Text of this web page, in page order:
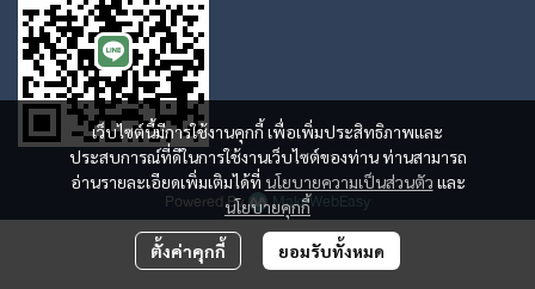
เว็บไซต์นี้มีการใช้งานคุกกี้ เพื่อเพิ่มประสิทธิภาพและ
ประสบการณ์ที่ดีในการใช้งานเว็บไซต์ของท่าน ท่านสามารถ
อ่านรายละเอียดเพิ่มเติมได้ที่ นโยบายความเป็นส่วนตัว และ
นโยบายคุกกี้
ตั้งค่าคุกกี้ ยอมรับทั้งหมด
Powered By MakeWebEasy